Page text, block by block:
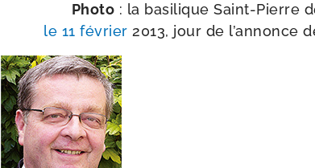
Photo : la basi­lique Saint-​Pierre
le 11 février 2013, jour de l’an­nonce